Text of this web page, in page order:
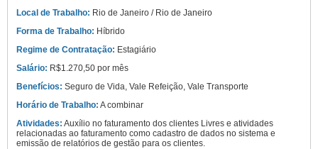
Local de Trabalho: Rio de Janeiro / Rio de Janeiro
Forma de Trabalho: Híbrido
Regime de Contratação: Estagiário
Salário: R$1.270,50 por mês
Benefícios: Seguro de Vida, Vale Refeição, Vale Transporte
Horário de Trabalho: A combinar
Atividades: Auxílio no faturamento dos clientes Livres e atividades
relacionadas ao faturamento como cadastro de dados no sistema e
emissão de relatórios de gestão para os clientes.